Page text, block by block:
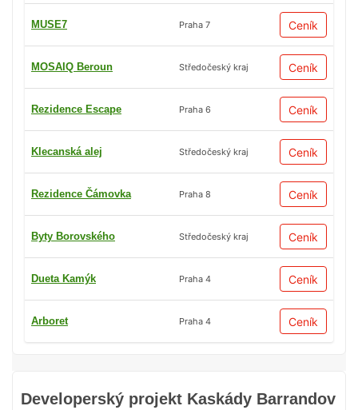
Developerský projekt Kaskády Barrandov
MUSE7 Praha 7 Ceník
MOSAIQ Beroun Středočeský kraj Ceník
Rezidence Escape Praha 6 Ceník
Klecanská alej Středočeský kraj Ceník
Rezidence Čámovka Praha 8 Ceník
Byty Borovského Středočeský kraj Ceník
Dueta Kamýk Praha 4 Ceník
Arboret Praha 4 Ceník